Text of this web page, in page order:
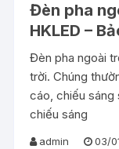
Đèn pha
HKLED –
Đèn pha ngoài
trời. Chúng
cáo, chiếu sáng
chiếu sáng
admin 03/